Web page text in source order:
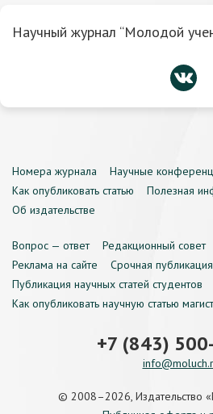
Научный журнал “Молодой
Номера журнала Научные
Как опубликовать статью
Полезная
Об издательстве
Вопрос — ответ Редакционный совет
Реклама на сайте
Срочная
Публикация научных статей студентов
Как опубликовать научную статью
+7 (843)
© 2008–2026, Издательство